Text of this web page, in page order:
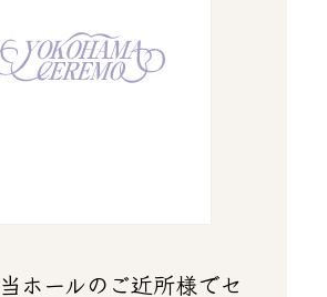
ホールのご近所様でセ